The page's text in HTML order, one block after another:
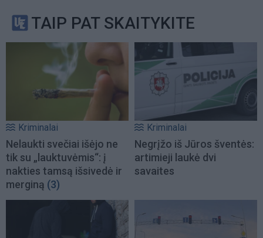
TAIP PAT SKAITYKITE
Kriminalai
Nelaukti svečiai išėjo ne
tik su „lauktuvėmis“: į
nakties tamsą išsivedė ir
merginą (3)
Kriminalai
Negrįžo iš Jūros šventės:
artimieji laukė dvi
savaites